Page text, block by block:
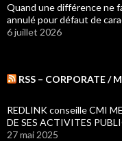
Quand une différence ne
annulé pour défaut de
6 juillet 2026
RSS – CORPORATE /
REDLINK conseille CMI
DE SES ACTIVITES
27 mai 2025